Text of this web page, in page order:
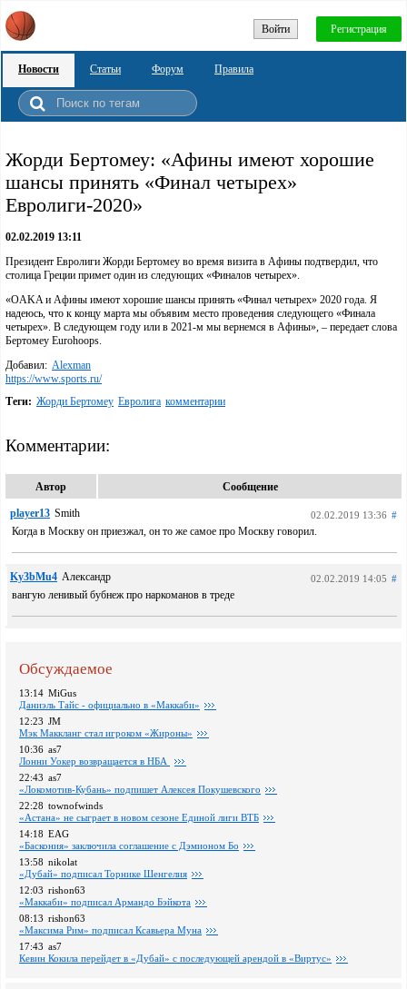
Войти Регистрация
Новости Статьи Форум Правила
Жорди Бертомеу: «Афины имеют хорошие
шансы принять «Финал четырех»
Евролиги-2020»
02.02.2019 13:11
Президент Евролиги Жорди Бертомеу во время визита в Афины подтвердил, что
столица Греции примет один из следующих «Финалов четырех».
«OAKA и Афины имеют хорошие шансы принять «Финал четырех» 2020 года. Я
надеюсь, что к концу марта мы объявим место проведения следующего «Финала
четырех». В следующем году или в 2021-м мы вернемся в Афины», – передает слова
Бертомеу Eurohoops.
Добавил: Alexman
https://www.sports.ru/
Теги: Жорди Бертомеу Евролига комментарии
Комментарии:
Автор Сообщение
player13 Smith 02.02.2019 13:36 #
Когда в Москву он приезжал, он то же самое про Москву говорил.
Ky3bMu4 Александр 02.02.2019 14:05 #
вангую ленивый бубнеж про наркоманов в треде
Обсуждаемое
13:14 MiGus
Даниэль Тайс - официально в «Маккаби»
12:23 JM
Мэк Маккланг стал игроком «Жироны»
10:36 as7
Лонни Уокер возвращается в НБА
22:43 as7
«Локомотив-Кубань» подпишет Алексея Покушевского
22:28 townofwinds
«Астана» не сыграет в новом сезоне Единой лиги ВТБ
14:18 EAG
«Баскония» заключила соглашение с Дэмионом Бо
13:58 nikolat
«Дубай» подписал Торнике Шенгелия
12:03 rishon63
«Маккаби» подписал Армандо Бэйкота
08:13 rishon63
«Максима Рим» подписал Ксавьера Муна
17:43 as7
Кевин Кокила перейдет в «Дубай» с последующей арендой в «Виртус»